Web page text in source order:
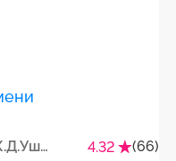
АНО "НИУДПО имени К.Д.Ушинского" 4.32
(66)